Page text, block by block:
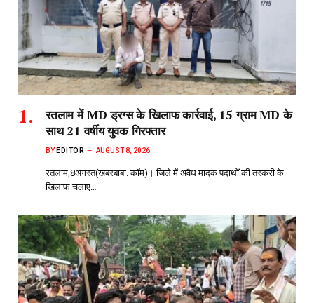
रतलाम में MD ड्रग्स के खिलाफ कार्रवाई, 15 ग्राम MD के
साथ 21 वर्षीय युवक गिरफ्तार
BY EDITOR AUGUST 8, 2026
रतलाम,8अगस्त(खबरबाबा. कॉम)। जिले में अवैध मादक पदार्थों की तस्करी के
खिलाफ चलाए…